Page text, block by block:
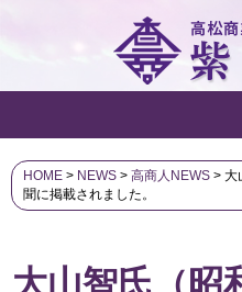
HOME > NEWS > 高商人NEWS > 大
聞に掲載されました。
大山智氏（昭